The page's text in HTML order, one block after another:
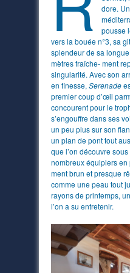
dore.
pousse
vers la bouée n°3, sa
splendeur de sa
mètres fraîche- ment
singularité. Avec son
en finesse, Serenade
premier coup d’œil
concourent pour le
s’engouffre dans ses
un peu plus sur son
un plan de pont tout
que l’on découvre
nombreux équipiers
ment brun et presque
comme une peau tout
rayons de printemps,
l’on a su entretenir.